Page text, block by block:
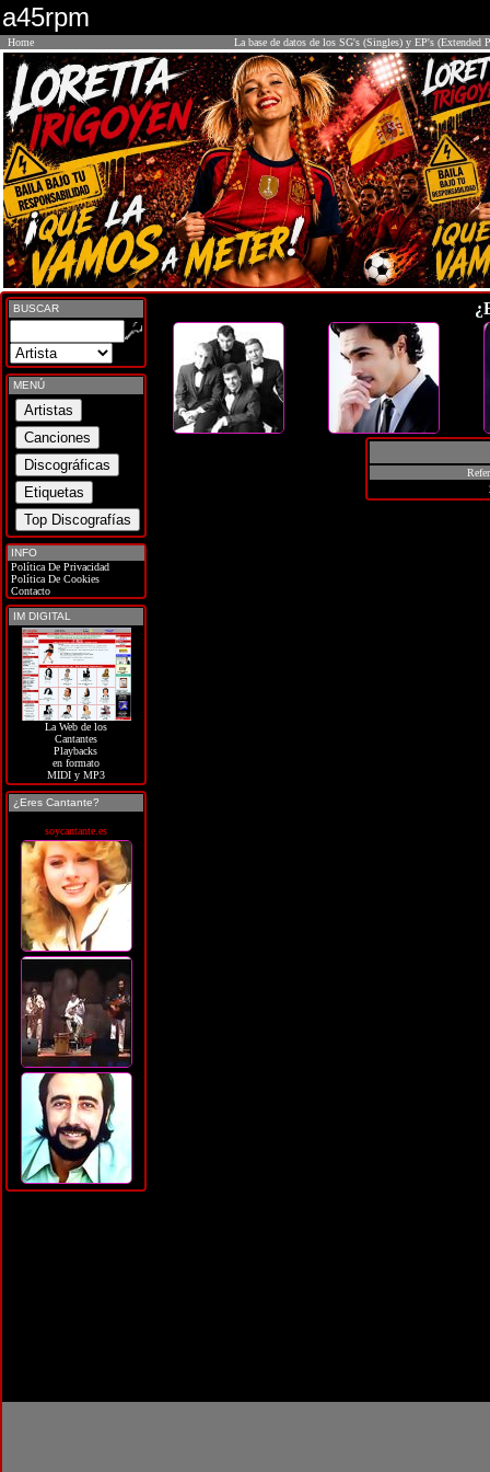
a45rpm
Home La base de datos de los SG's (Singles) y EP's (Extended
BUSCAR
MENÚ
INFO
Política De Privacidad
Política De Cookies
Contacto
IM DIGITAL
La Web de los
Cantantes
Playbacks
en formato
MIDI y MP3
¿Eres Cantante?
soycantante.es